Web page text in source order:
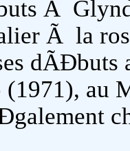
Ã
Ã la
dÃĐbuts
(1971), au